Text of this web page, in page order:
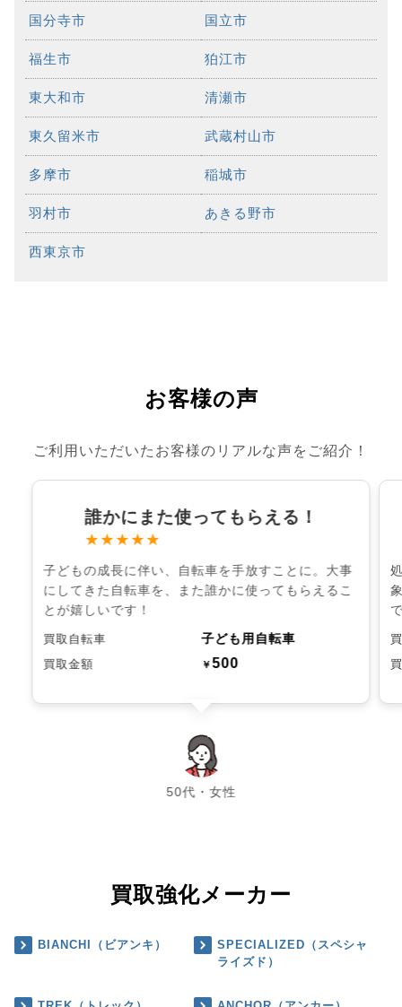
国分寺市 国立市
福生市 狛江市
東大和市 清瀬市
東久留米市 武蔵村山市
多摩市 稲城市
羽村市 あきる野市
西東京市
お客様の声
ご利用いただいたお客様のリアルな声をご紹介！
誰かにまた使ってもらえる！
★★★★★
子どもの成長に伴い、自転車を手放すことに。大事
にしてきた自転車を、また誰かに使ってもらえるこ
とが嬉しいです！
買取自転車 子ども用自転車
買取金額 ￥500
50代・女性
chevron_left chevron_right
買取強化メーカー
BIANCHI（ビアンキ）
SPECIALIZED（スペシャ
ライズド）